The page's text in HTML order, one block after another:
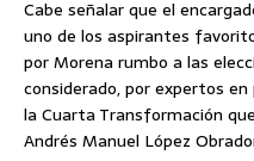
Cabe señalar que el
uno de los aspirantes
por Morena rumbo a las
considerado, por expertos
la Cuarta Transformación
Andrés Manuel López